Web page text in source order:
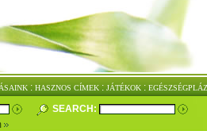
: HASZNOS CÍMEK : JÁTÉKOK :
SEARCH: